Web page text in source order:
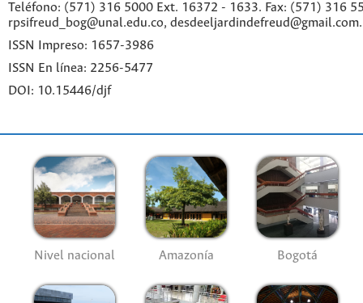
Teléfono: (571) 316 5000 Ext. 16372 - 1633. Fax: (571) 316
rpsifreud_bog@unal.edu.co, desdeeljardindefreud@gmail.com.
ISSN Impreso: 1657-3986
ISSN En línea: 2256-5477
DOI: 10.15446/djf
Nivel nacional Amazonía Bogotá